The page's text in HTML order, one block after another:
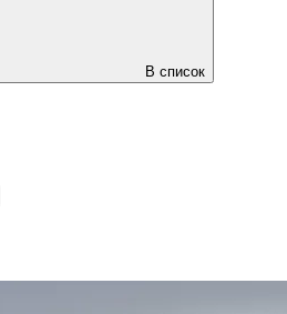
В список